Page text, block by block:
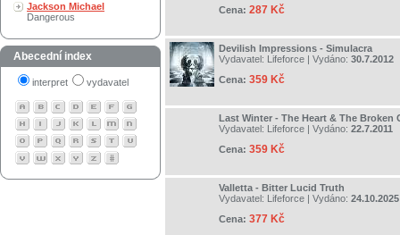
Jackson Michael
Dangerous
Abecední index
interpret vydavatel
Cena: 287 Kč
Devilish Impressions - Simulacra
Vydavatel: Lifeforce | Vydáno: 30.7.2012
Cena: 359 Kč
Last Winter - The Heart & The Broken
Vydavatel: Lifeforce | Vydáno: 22.7.2011
Cena: 359 Kč
Valletta - Bitter Lucid Truth
Vydavatel: Lifeforce | Vydáno: 24.10.2025
Cena: 377 Kč